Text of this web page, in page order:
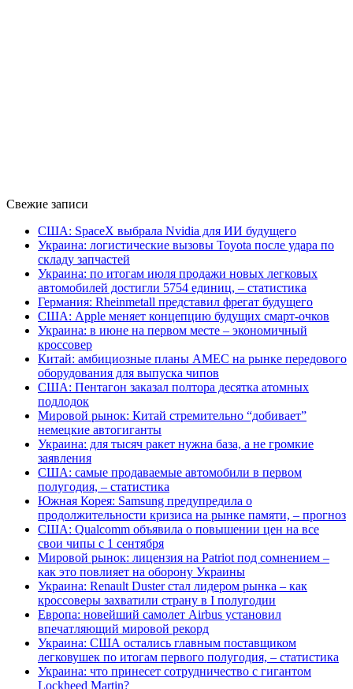
Свежие записи
США: SpaceX выбрала Nvidia для ИИ будущего
Украина: логистические вызовы Toyota после удара по
складу запчастей
Украина: по итогам июля продажи новых легковых
автомобилей достигли 5754 единиц, – статистика
Германия: Rheinmetall представил фрегат будущего
США: Apple меняет концепцию будущих смарт-очков
Украина: в июне на первом месте – экономичный
кроссовер
Китай: амбициозные планы AMEC на рынке передового
оборудования для выпуска чипов
США: Пентагон заказал полтора десятка атомных
подлодок
Мировой рынок: Китай стремительно “добивает”
немецкие автогиганты
Украина: для тысяч ракет нужна база, а не громкие
заявления
США: самые продаваемые автомобили в первом
полугодия, – статистика
Южная Корея: Samsung предупредила о
продолжительности кризиса на рынке памяти, – прогноз
США: Qualcomm объявила о повышении цен на все
свои чипы с 1 сентября
Мировой рынок: лицензия на Patriot под сомнением –
как это повлияет на оборону Украины
Украина: Renault Duster стал лидером рынка – как
кроссоверы захватили страну в I полугодии
Европа: новейший самолет Airbus установил
впечатляющий мировой рекорд
Украина: США остались главным поставщиком
легковушек по итогам первого полугодия, – статистика
Украина: что принесет сотрудничество с гигантом
Lockheed Martin?